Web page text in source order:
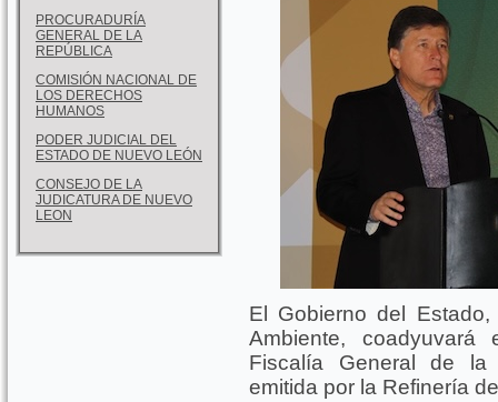
PROCURADURÍA
GENERAL DE LA
REPÚBLICA
COMISIÓN NACIONAL DE
LOS DERECHOS
HUMANOS
PODER JUDICIAL DEL
ESTADO DE NUEVO LEÓN
CONSEJO DE LA
JUDICATURA DE NUEVO
LEON
El Gobierno del
Ambiente,
Fiscalía General de la
emitida por la Refinería